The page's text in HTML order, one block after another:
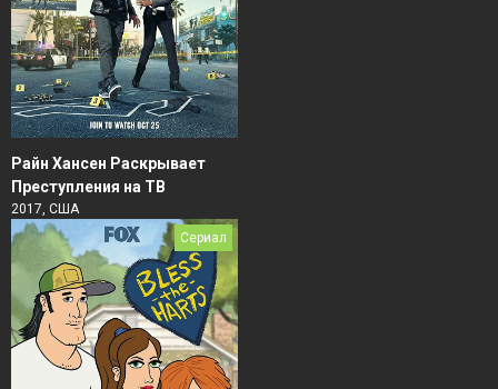
Райн Хансен Раскрывает
Преступления на ТВ
2017, США
Сериал